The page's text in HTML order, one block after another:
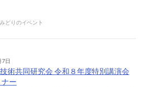
みどりのイベント
日
術共同研究会 令和８年度特別講演会
ー